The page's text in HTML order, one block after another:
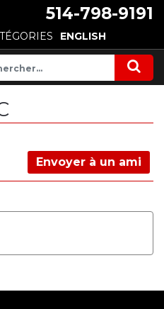
514-798-9191
ENGLISH
Envoyer à un ami